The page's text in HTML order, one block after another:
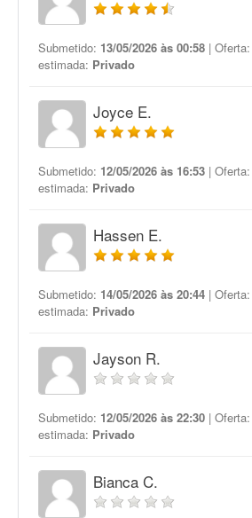
Submetido: 13/05/2026 às 00:58 | Oferta:
estimada: Privado
Joyce E.
Submetido: 12/05/2026 às 16:53 | Oferta:
estimada: Privado
Hassen E.
Submetido: 14/05/2026 às 20:44 | Oferta:
estimada: Privado
Jayson R.
Submetido: 12/05/2026 às 22:30 | Oferta:
estimada: Privado
Bianca C.